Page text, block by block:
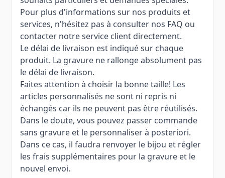
Pour plus d'informations sur nos produits et
services, n'hésitez pas à consulter nos FAQ ou
contacter notre service client directement.
Le délai de livraison est indiqué sur chaque
produit. La gravure ne rallonge absolument pas
le délai de livraison.
Faites attention à choisir la bonne taille! Les
articles personnalisés ne sont ni repris ni
échangés car ils ne peuvent pas être réutilisés.
Dans le doute, vous pouvez passer commande
sans gravure et le personnaliser à posteriori.
Dans ce cas, il faudra renvoyer le bijou et régler
les frais supplémentaires pour la gravure et le
nouvel envoi.